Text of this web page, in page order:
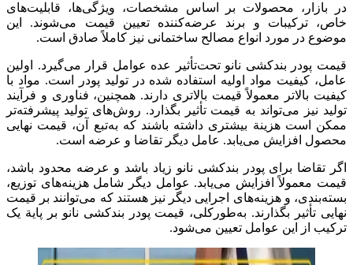
در بازار، محصولات بر اساس مشخصات، ویژگی‌ها، قابلیت‌های
خاص، ترکیبات و برند عرضه‌کننده تعیین قیمت می‌شوند. این
موضوع در مورد انواع مصالح ساختمانی نیز کاملاً صادق است.
قیمت پودر بندکشی نانو تحت‌تأثیر عده عوامل قرار می‌گیرد. اولین
عامل، کیفیت مواد اولیه استفاده شده در تولید پودر است. مواد با
کیفیت بالاتر معمولاً قیمت بالاتری دارند. همچنین، فناوری و فرآیند
تولید نیز می‌تواند به قیمت تأثیر بگذارد. روش‌های تولید پیشرفته‌تر
ممکن است هزینة بیشتری داشته باشند که به‌تبع آن، قیمت نهایی
محصول افزایش می‌یابد. عامل دیگر تقاضا و عرضه است.
اگر تقاضا برای پودر بندکشی نانو زیاد باشد و عرضه محدود باشد،
قیمت معمولاً افزایش می‌یابد. عوامل دیگر شامل هزینه‌های توزیع،
بسته‌بندی، و هزینه‌های اجرایی دیگر نیز هستند که می‌توانند بر قیمت
نهایی تأثیر بگذارند. به‌طورکلی، قیمت پودر بندکشی نانو بر پایة یک
ترکیب از این عوامل تعیین می‌شود.